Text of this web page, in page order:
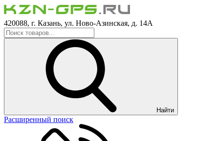
420088, г. Казань, ул. Ново-Азинская, д. 14А
Найти
Расширенный поиск